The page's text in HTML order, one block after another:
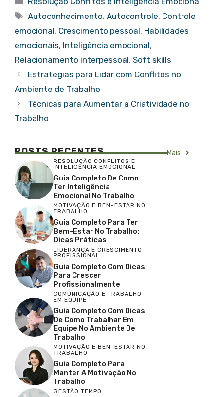
Tags
Autoconhecimento,Autocontrole, Controle
emocional, Crescimento pessoal, Habilidades
emocionais, Inteligência emocional,
Relacionamento interpessoal, Soft skills
Estratégias para Lidar com Conflitos no
Ambiente de Trabalho
Técnicas para Aumentar a Criatividade no
Trabalho
POSTS RECENTES Mais
RESOLUÇÃO CONFLITOS E
INTELIGÊNCIA EMOCIONAL
Guia Completo De Como
Ter Inteligência
Emocional No Trabalho
MOTIVAÇÃO E BEM-ESTAR NO
TRABALHO
Guia Completo Para Ter
Bem-Estar No Trabalho:
Dicas Práticas
LIDERANÇA E CRESCIMENTO
PROFISSIONAL
Guia Completo Com Dicas
Para Crescer
Profissionalmente
COMUNICAÇÃO E TRABALHO
EM EQUIPE
Guia Completo Com Dicas
De Como Trabalhar Em
Equipe No Ambiente De
Trabalho
MOTIVAÇÃO E BEM-ESTAR NO
TRABALHO
Guia Completo Para
Manter A Motivação No
Trabalho
GESTÃO TEMPO